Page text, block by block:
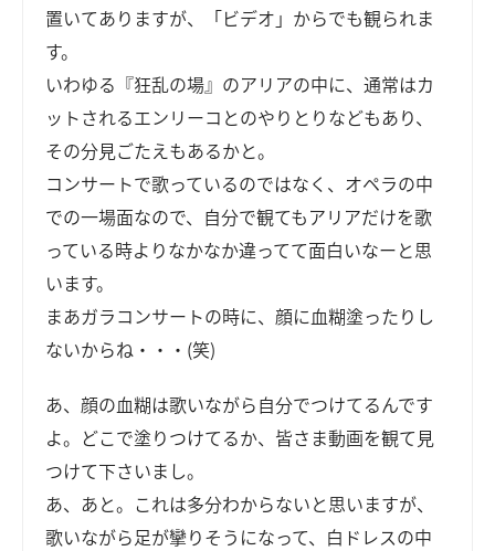
置いてありますが、「ビデオ」からでも観られま
す。
いわゆる『狂乱の場』のアリアの中に、通常はカ
ットされるエンリーコとのやりとりなどもあり、
その分見ごたえもあるかと。
コンサートで歌っているのではなく、オペラの中
での一場面なので、自分で観てもアリアだけを歌
っている時よりなかなか違ってて面白いなーと思
います。
まあガラコンサートの時に、顔に血糊塗ったりし
ないからね・・・(笑)
あ、顔の血糊は歌いながら自分でつけてるんです
よ。どこで塗りつけてるか、皆さま動画を観て見
つけて下さいまし。
あ、あと。これは多分わからないと思いますが、
歌いながら足が攣りそうになって、白ドレスの中